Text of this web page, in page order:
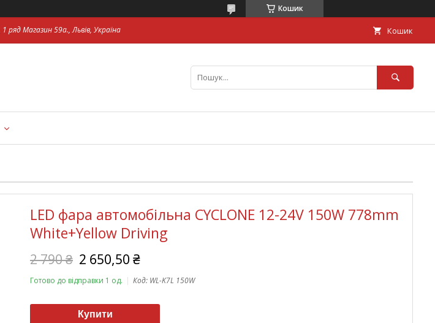
Кошик
ряд Магазин 59а., Львів, Україна Кошик
LED фара автомобільна CYCLONE 12-24V 150W 778mm
White+Yellow Driving
2 790 ₴ 2 650,50 ₴
Готово до відправки 1 од. Код: WL-K7L 150W
Купити